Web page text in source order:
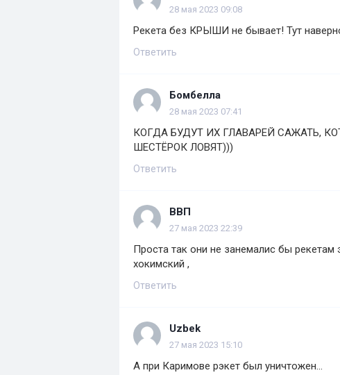
28 мая 2023 09:08
Рекета без КРЫШИ не бывает! Тут
Ответить
Бомбелла
28 мая 2023 07:41
КОГДА БУДУТ ИХ ГЛАВАРЕЙ САЖАТЬ,
ШЕСТЁРОК ЛОВЯТ)))
Ответить
ВВП
27 мая 2023 22:39
Проста так они не занемалис бы рекетам
хокимский ,
Ответить
Uzbek
27 мая 2023 15:10
А при Каримове рэкет был уничтожен...